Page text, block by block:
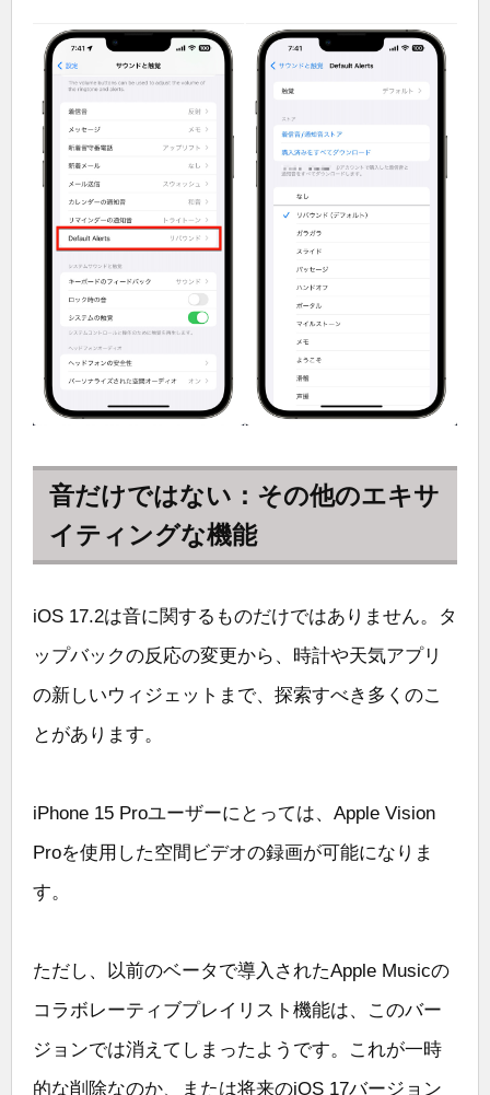
音だけではない：その他のエキサ
イティングな機能
iOS 17.2は音に関するものだけではありません。タ
ップバックの反応の変更から、時計や天気アプリ
の新しいウィジェットまで、探索すべき多くのこ
とがあります。
iPhone 15 Proユーザーにとっては、Apple Vision
Proを使用した空間ビデオの録画が可能になりま
す。
ただし、以前のベータで導入されたApple Musicの
コラボレーティブプレイリスト機能は、このバー
ジョンでは消えてしまったようです。これが一時
的な削除なのか、または将来のiOS 17バージョン